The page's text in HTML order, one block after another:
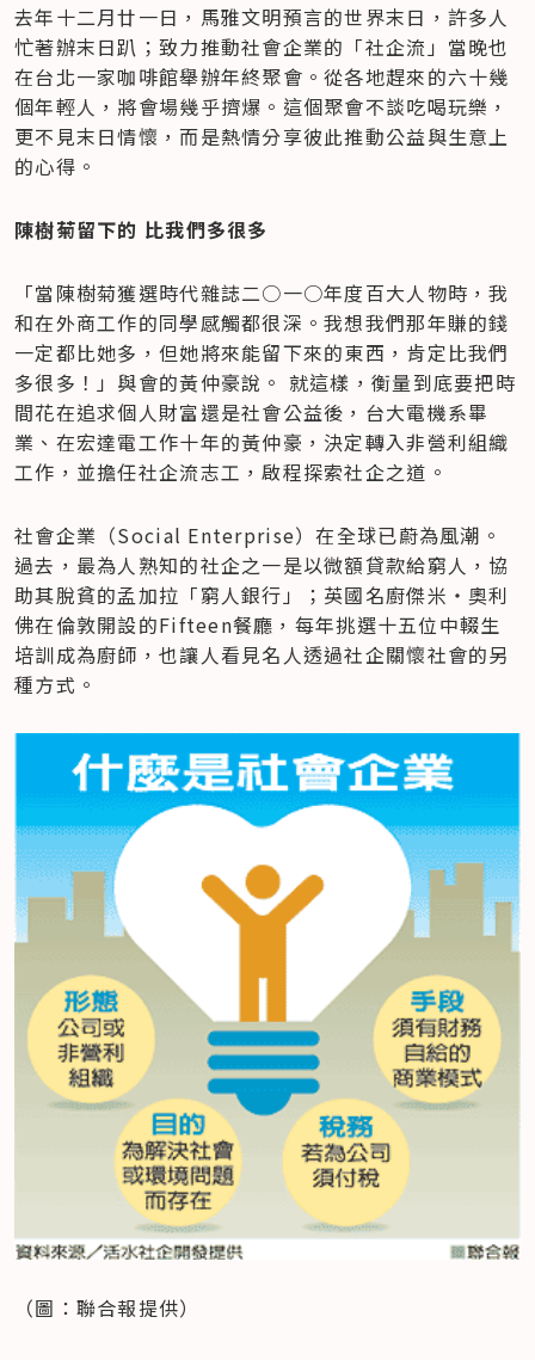
去年十二月廿一日，馬雅文明預言的世界末日，許多人
忙著辦末日趴；致力推動社會企業的「社企流」當晚也
在台北一家咖啡館舉辦年終聚會。從各地趕來的六十幾
個年輕人，將會場幾乎擠爆。這個聚會不談吃喝玩樂，
更不見末日情懷，而是熱情分享彼此推動公益與生意上
的心得。
陳樹菊留下的 比我們多很多
「當陳樹菊獲選時代雜誌二○一○年度百大人物時，我
和在外商工作的同學感觸都很深。我想我們那年賺的錢
一定都比她多，但她將來能留下來的東西，肯定比我們
多很多！」與會的黃仲豪說。 就這樣，衡量到底要把時
間花在追求個人財富還是社會公益後，台大電機系畢
業、在宏達電工作十年的黃仲豪，決定轉入非營利組織
工作，並擔任社企流志工，啟程探索社企之道。
社會企業（Social Enterprise）在全球已蔚為風潮。
過去，最為人熟知的社企之一是以微額貸款給窮人，協
助其脫貧的孟加拉「窮人銀行」；英國名廚傑米‧奧利
佛在倫敦開設的Fifteen餐廳，每年挑選十五位中輟生
培訓成為廚師，也讓人看見名人透過社企關懷社會的另
種方式。
（圖：聯合報提供）